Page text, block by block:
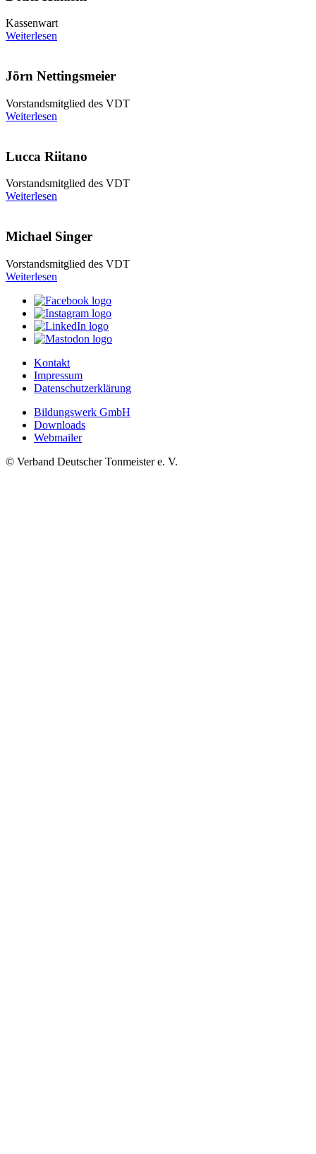
Kassenwart
Weiterlesen
Jörn Nettingsmeier
Vorstandsmitglied des VDT
Weiterlesen
Lucca Riitano
Vorstandsmitglied des VDT
Weiterlesen
Michael Singer
Vorstandsmitglied des VDT
Weiterlesen
Kontakt
Impressum
Datenschutzerklärung
Bildungswerk GmbH
Downloads
Webmailer
© Verband Deutscher Tonmeister e. V.